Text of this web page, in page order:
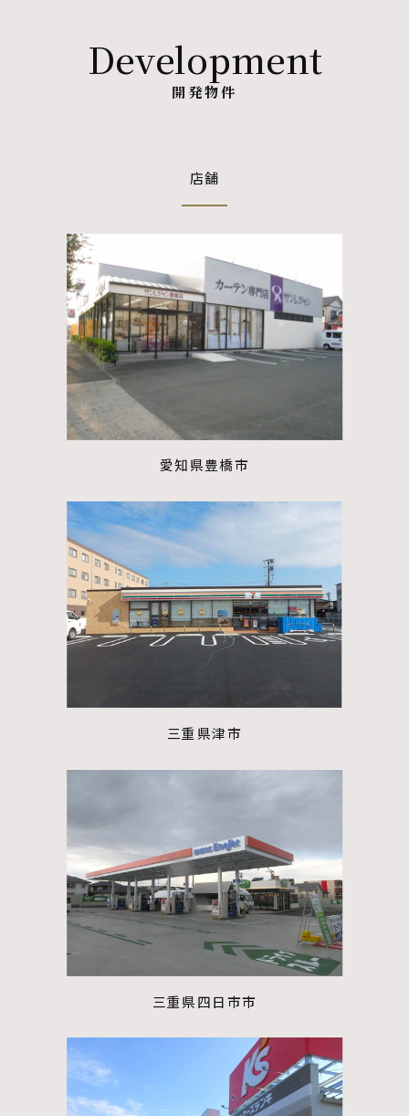
TOP
分譲戸建
資料請求 来場予約
Development
開発物件
店舗
愛知県豊橋市
三重県津市
三重県四日市市